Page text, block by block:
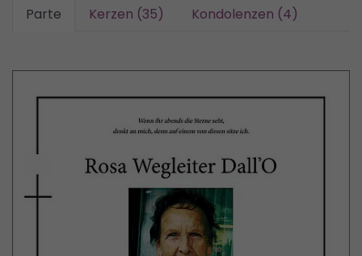
Parte Kerzen (35) Kondolenzen (4)